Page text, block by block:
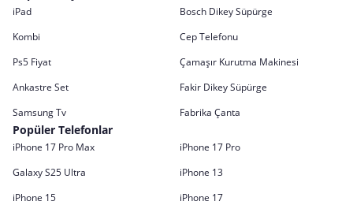
iPad
Bosch Dikey Süpürge
Kombi
Cep Telefonu
Ps5 Fiyat
Çamaşır Kurutma Makinesi
Ankastre Set
Fakir Dikey Süpürge
Samsung Tv
Fabrika Çanta
Popüler Telefonlar
iPhone 17 Pro Max
iPhone 17 Pro
Galaxy S25 Ultra
iPhone 13
iPhone 15
iPhone 17